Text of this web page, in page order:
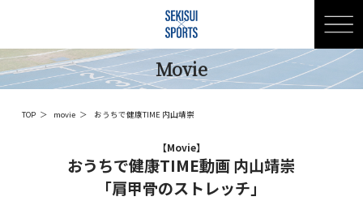
コンセプト
アスリート
セキスイフェアリーズ
Movie
TOP movie おうちで健康TIME 内山靖崇
【Movie】
おうちで健康TIME動画 内山靖崇
「肩甲骨のストレッチ」